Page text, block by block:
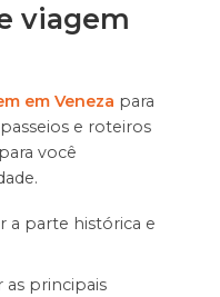
viagem
em Veneza para
e roteiros
você
a parte histórica e
as principais